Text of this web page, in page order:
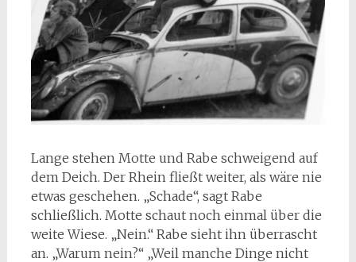
Lange stehen Motte und Rabe schweigend auf
dem Deich. Der Rhein fließt weiter, als wäre nie
etwas geschehen. „Schade“, sagt Rabe
schließlich. Motte schaut noch einmal über die
weite Wiese. „Nein.“ Rabe sieht ihn überrascht
an. „Warum nein?“ „Weil manche Dinge nicht